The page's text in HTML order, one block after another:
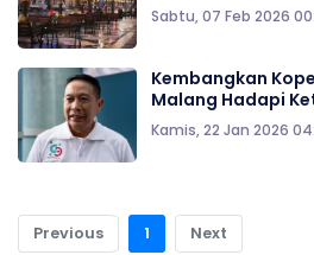
Sabtu, 07 Feb 2026
Kembangkan
Malang Hadapi
Kamis, 22 Jan 2026
Previous 1 Next